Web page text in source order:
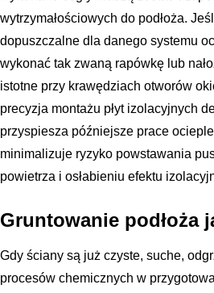
wytrzymałościowych do podłoża.
dopuszczalne dla danego systemu
wykonać tak zwaną rapówkę lub
istotne przy krawędziach otworów
precyzja montażu płyt izolacyjnych
przyspiesza późniejsze prace
minimalizuje ryzyko powstawania
powietrza i osłabieniu efektu
Gruntowanie podłoża
Gdy ściany są już czyste, suche,
procesów chemicznych w